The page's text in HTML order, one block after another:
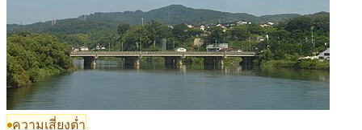
ความเสี่ยงต่ำ